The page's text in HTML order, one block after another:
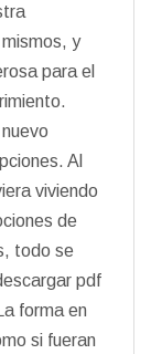
y
para el
Al
viviendo
de
todo se
pdf
forma en
si fueran